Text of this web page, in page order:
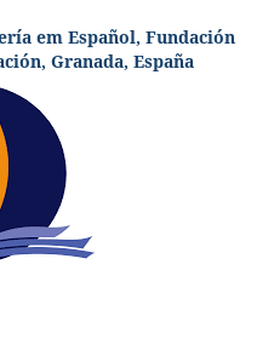
em Español, Fundación
Granada, España